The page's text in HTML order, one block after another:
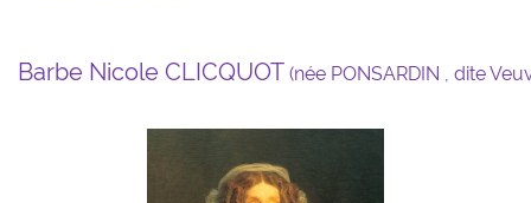
Barbe Nicole CLICQUOT (née PONSARDIN , dite